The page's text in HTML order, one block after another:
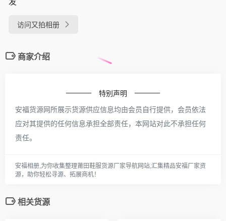
访问又拍相册
商家介绍
特别声明
安福货源网所展示货源供应信息均由会员自行提供，会员依法
应对其提供的任何信息承担全部责任，本网站对此不承担任何
责任。
安福相册,为你收集整理莆田鞋服货源厂家导航网站,汇集精品安福厂家资
源，助你轻松寻源、拓展商机！
相关货源